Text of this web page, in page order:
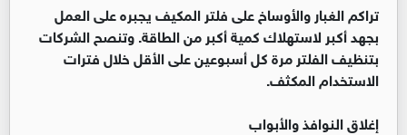
تراكم الغبار والأوساخ على فلتر المكيف يجبره على العمل
بجهد أكبر لاستهلاك كمية أكبر من الطاقة. وتنصح الشركات
بتنظيف الفلتر مرة كل أسبوعين على الأقل خلال فترات
الاستخدام المكثف.
إغلاق النوافذ والأبواب